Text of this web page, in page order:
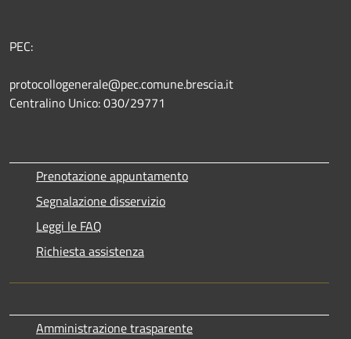
PEC:
protocollogenerale@pec.comune.brescia.it
Centralino Unico: 030/29771
Prenotazione appuntamento
Segnalazione disservizio
Leggi le FAQ
Richiesta assistenza
Amministrazione trasparente